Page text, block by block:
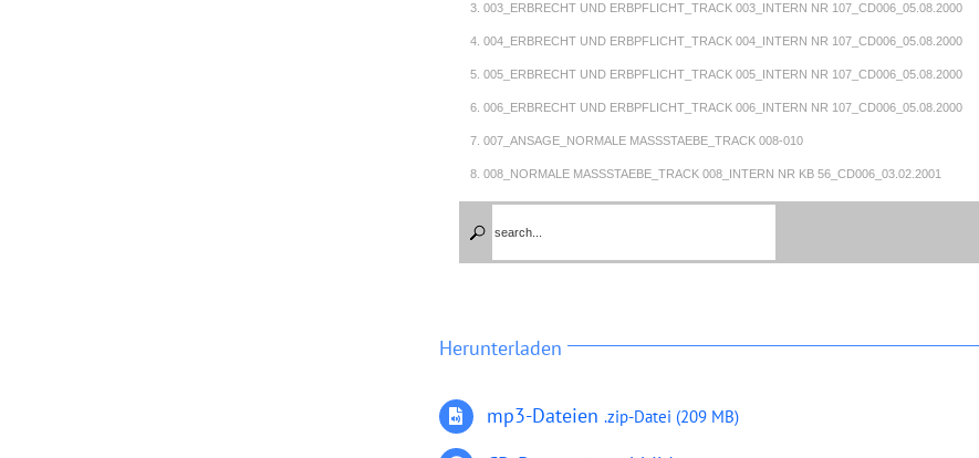
3. 003_ERBRECHT UND ERBPFLICHT_TRACK 003_INTERN NR 107_CD006_05.08.2000
4. 004_ERBRECHT UND ERBPFLICHT_TRACK 004_INTERN NR 107_CD006_05.08.2000
5. 005_ERBRECHT UND ERBPFLICHT_TRACK 005_INTERN NR 107_CD006_05.08.2000
6. 006_ERBRECHT UND ERBPFLICHT_TRACK 006_INTERN NR 107_CD006_05.08.2000
7. 007_ANSAGE_NORMALE MASSSTAEBE_TRACK 008-010
8. 008_NORMALE MASSSTAEBE_TRACK 008_INTERN NR KB 56_CD006_03.02.2001
9. 009_NORMALE MASSSTAEBE_TRACK 009_INTERN NR KB 56_CD006_03.02.2001
10. 010_NORMALE MASSSTAEBE_TRACK 010_INTERN NR KB 56_CD006_03.02.2001
13. 013_STOERT NICHT AUF DIE LIEBE_TRACK 013_INTERN NR KB 57_CD006_03.02.2001
15. 015_STOERT NICHT AUF DIE LIEBE_TRACK 015_INTERN NR KB 57_CD006_03.02.2001
Herunterladen
mp3-Dateien.zip-Datei (209 MB)